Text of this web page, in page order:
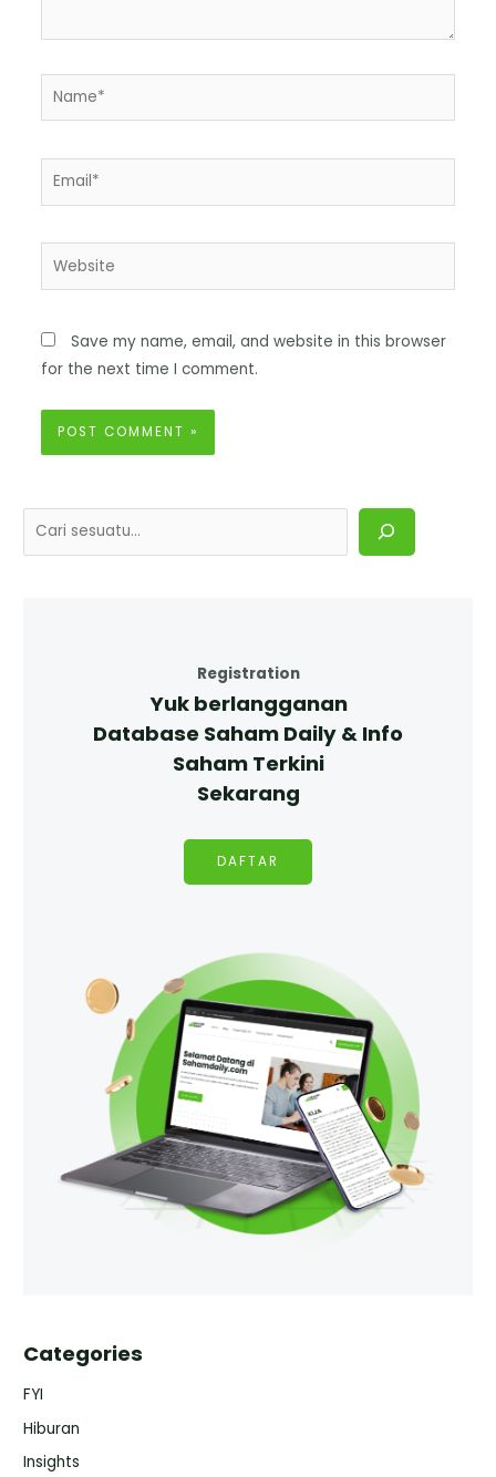
Save my name, email, and website in this browser
for the next time I comment.
Registration
Yuk berlangganan
Database Saham Daily & Info
Saham Terkini
Sekarang
DAFTAR
Categories
FYI
Hiburan
Insights